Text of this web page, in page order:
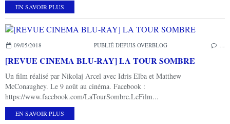
EN SAVOIR PLUS
09/05/2018 PUBLIÉ DEPUIS OVERBLOG
[REVUE CINEMA BLU-RAY] LA TOUR SOMBRE
Un film réalisé par Nikolaj Arcel avec Idris Elba et Matthew
McConaughey. Le 9 août au cinéma. Facebook :
https://www.facebook.com/LaTourSombre.LeFilm...
EN SAVOIR PLUS